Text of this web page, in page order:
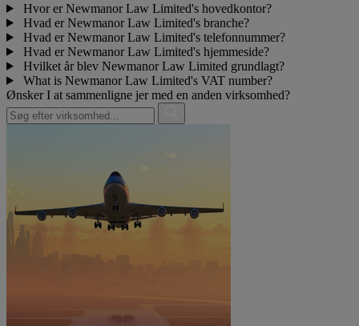
Hvor er Newmanor Law Limited's hovedkontor?
Hvad er Newmanor Law Limited's branche?
Hvad er Newmanor Law Limited's telefonnummer?
Hvad er Newmanor Law Limited's hjemmeside?
Hvilket år blev Newmanor Law Limited grundlagt?
What is Newmanor Law Limited's VAT number?
Ønsker I at sammenligne jer med en anden virksomhed?